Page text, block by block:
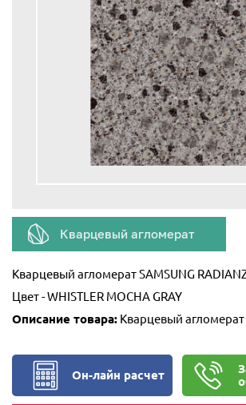
Кварцевый агломерат
Кварцевый агломерат SAMSUNG
Цвет - WHISTLER MOCHA GRAY
Описание товара: Кварцевый агломерат
Он-лайн расчет